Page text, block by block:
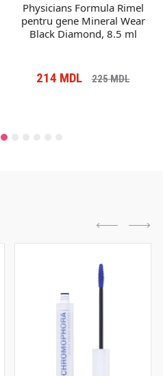
Physicians Formula Rimel
pentru gene Mineral Wear
Black Diamond, 8.5 ml
214 MDL 225MDL